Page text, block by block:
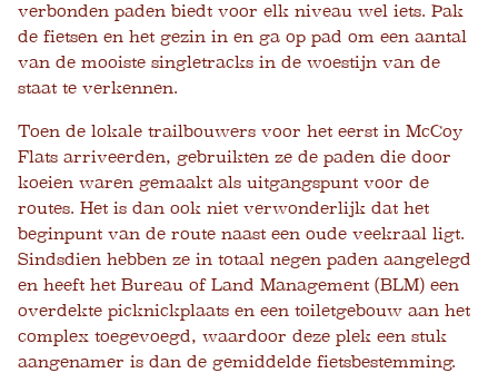
verbonden paden biedt voor elk niveau wel iets. Pak
de fietsen en het gezin in en ga op pad om een ​​aantal
van de mooiste singletracks in de woestijn van de
staat te verkennen.
Toen de lokale trailbouwers voor het eerst in McCoy
Flats arriveerden, gebruikten ze de paden die door
koeien waren gemaakt als uitgangspunt voor de
routes. Het is dan ook niet verwonderlijk dat het
beginpunt van de route naast een oude veekraal ligt.
Sindsdien hebben ze in totaal negen paden aangelegd
en heeft het Bureau of Land Management (BLM) een
overdekte picknickplaats en een toiletgebouw aan het
complex toegevoegd, waardoor deze plek een stuk
aangenamer is dan de gemiddelde fietsbestemming.